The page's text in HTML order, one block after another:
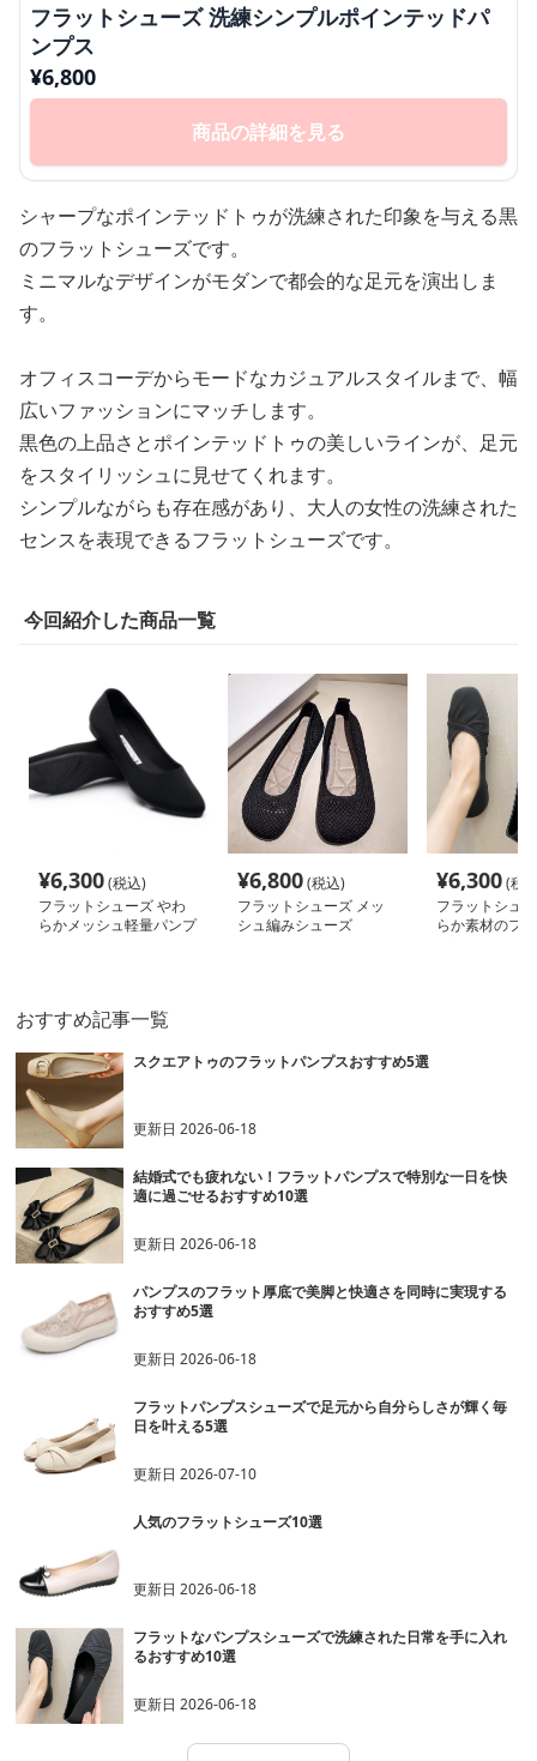
フラットシューズ 洗練シンプルポインテッドパ
ンプス
¥6,800
商品の詳細を見る
シャープなポインテッドトゥが洗練された印象を与える黒
のフラットシューズです。
ミニマルなデザインがモダンで都会的な足元を演出しま
す。
オフィスコーデからモードなカジュアルスタイルまで、幅
広いファッションにマッチします。
黒色の上品さとポインテッドトゥの美しいラインが、足元
をスタイリッシュに見せてくれます。
シンプルながらも存在感があり、大人の女性の洗練された
センスを表現できるフラットシューズです。
今回紹介した商品一覧
¥6,300(税込)
フラットシューズ やわ
らかメッシュ軽量パンプ
¥6,800(税込)
フラットシューズ メッ
シュ編みシューズ
¥6,300(税
フラットシュ
らか素材のフ
おすすめ記事一覧
スクエアトゥのフラットパンプスおすすめ5選
更新日2026-06-18
結婚式でも疲れない！フラットパンプスで特別な一日を快
適に過ごせるおすすめ10選
更新日2026-06-18
パンプスのフラット厚底で美脚と快適さを同時に実現する
おすすめ5選
更新日2026-06-18
フラットパンプスシューズで足元から自分らしさが輝く毎
日を叶える5選
更新日2026-07-10
人気のフラットシューズ10選
更新日2026-06-18
フラットなパンプスシューズで洗練された日常を手に入れ
るおすすめ10選
更新日2026-06-18